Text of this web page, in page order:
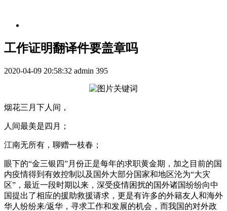
工作证明翻译件要盖章吗
2020-04-09 20:58:32 admin 395
烟花三月下人间，
人间最美是四月；
江南无所有，聊赠一枝春；
眼下的“金三银四”月份正是每年的求职黄金期，加之目前的国
内疫情得到有效控制以及国外大部分国家和地区沦为“大灾
区”，最近一段时期以来，深受疫情困扰的国外诸国纷纷向中
国提出了相应的援助救援请求，更是有许多的外籍友人和海外
华人纷纷来/返华，寻求工作和发展的机会，而我国的对外政